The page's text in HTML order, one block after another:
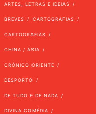
ARTES, LETRAS E IDEIAS
BREVES CARTOGRAFIAS
CARTOGRAFIAS
CHINA / ÁSIA
CRÓNICO ORIENTE
DESPORTO
DE TUDO E DE NADA
DIVINA COMÉDIA